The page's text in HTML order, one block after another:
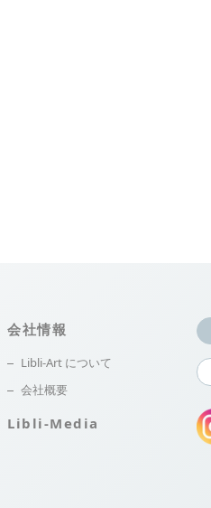
会社情報
Libli-Art について
会社概要
Libli-Media